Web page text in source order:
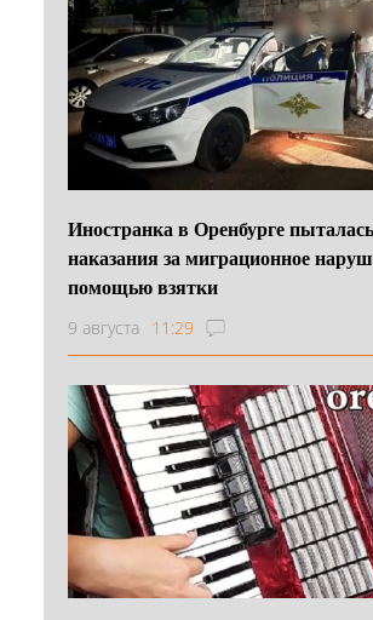
Иностранка в Оренбурге
наказания за миграционное
помощью взятки
9 августа 11:29